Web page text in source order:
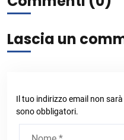
Lascia un
Il tuo indirizzo email non
sono obbligatori.